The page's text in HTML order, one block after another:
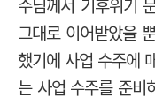
수님께서 기후위기
그대로 이어받았을
했기에 사업 수주에
는 사업 수주를 준비